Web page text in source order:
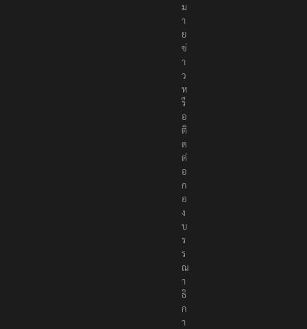
ม
า
ย
ข่
า
ว
ห
รื
อ
ติ
ด
ต่
อ
ก
อ
ง
บ
ร
ร
ณ
า
ธิ
ก
า